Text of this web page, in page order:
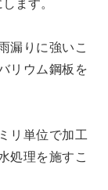
ます。
漏りに強いこ
リウム鋼板を
リ単位で加工
処理を施すこ